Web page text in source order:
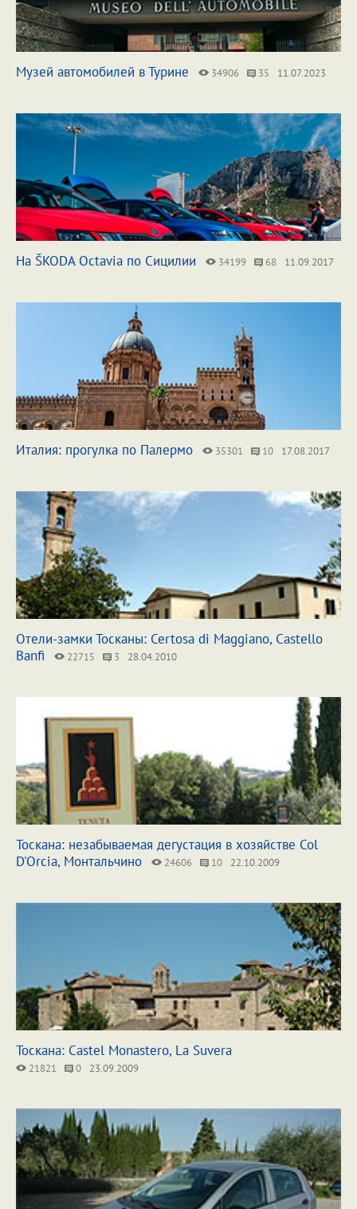
Музей автомобилей в Турине 34906 35 11.07.2023
На ŠKODA Octavia по Сицилии 34199 68 11.09.2017
Италия: прогулка по Палермо 35301 10 17.08.2017
Отели-замки Тосканы: Certosa di Maggiano, Castello
Banfi
22715 3 28.04.2010
Тоскана: незабываемая дегустация в хозяйстве Col
D'Orcia, Монтальчино
24606 10 22.10.2009
Тоскана: Castel Monastero, La Suvera
21821 0 23.09.2009